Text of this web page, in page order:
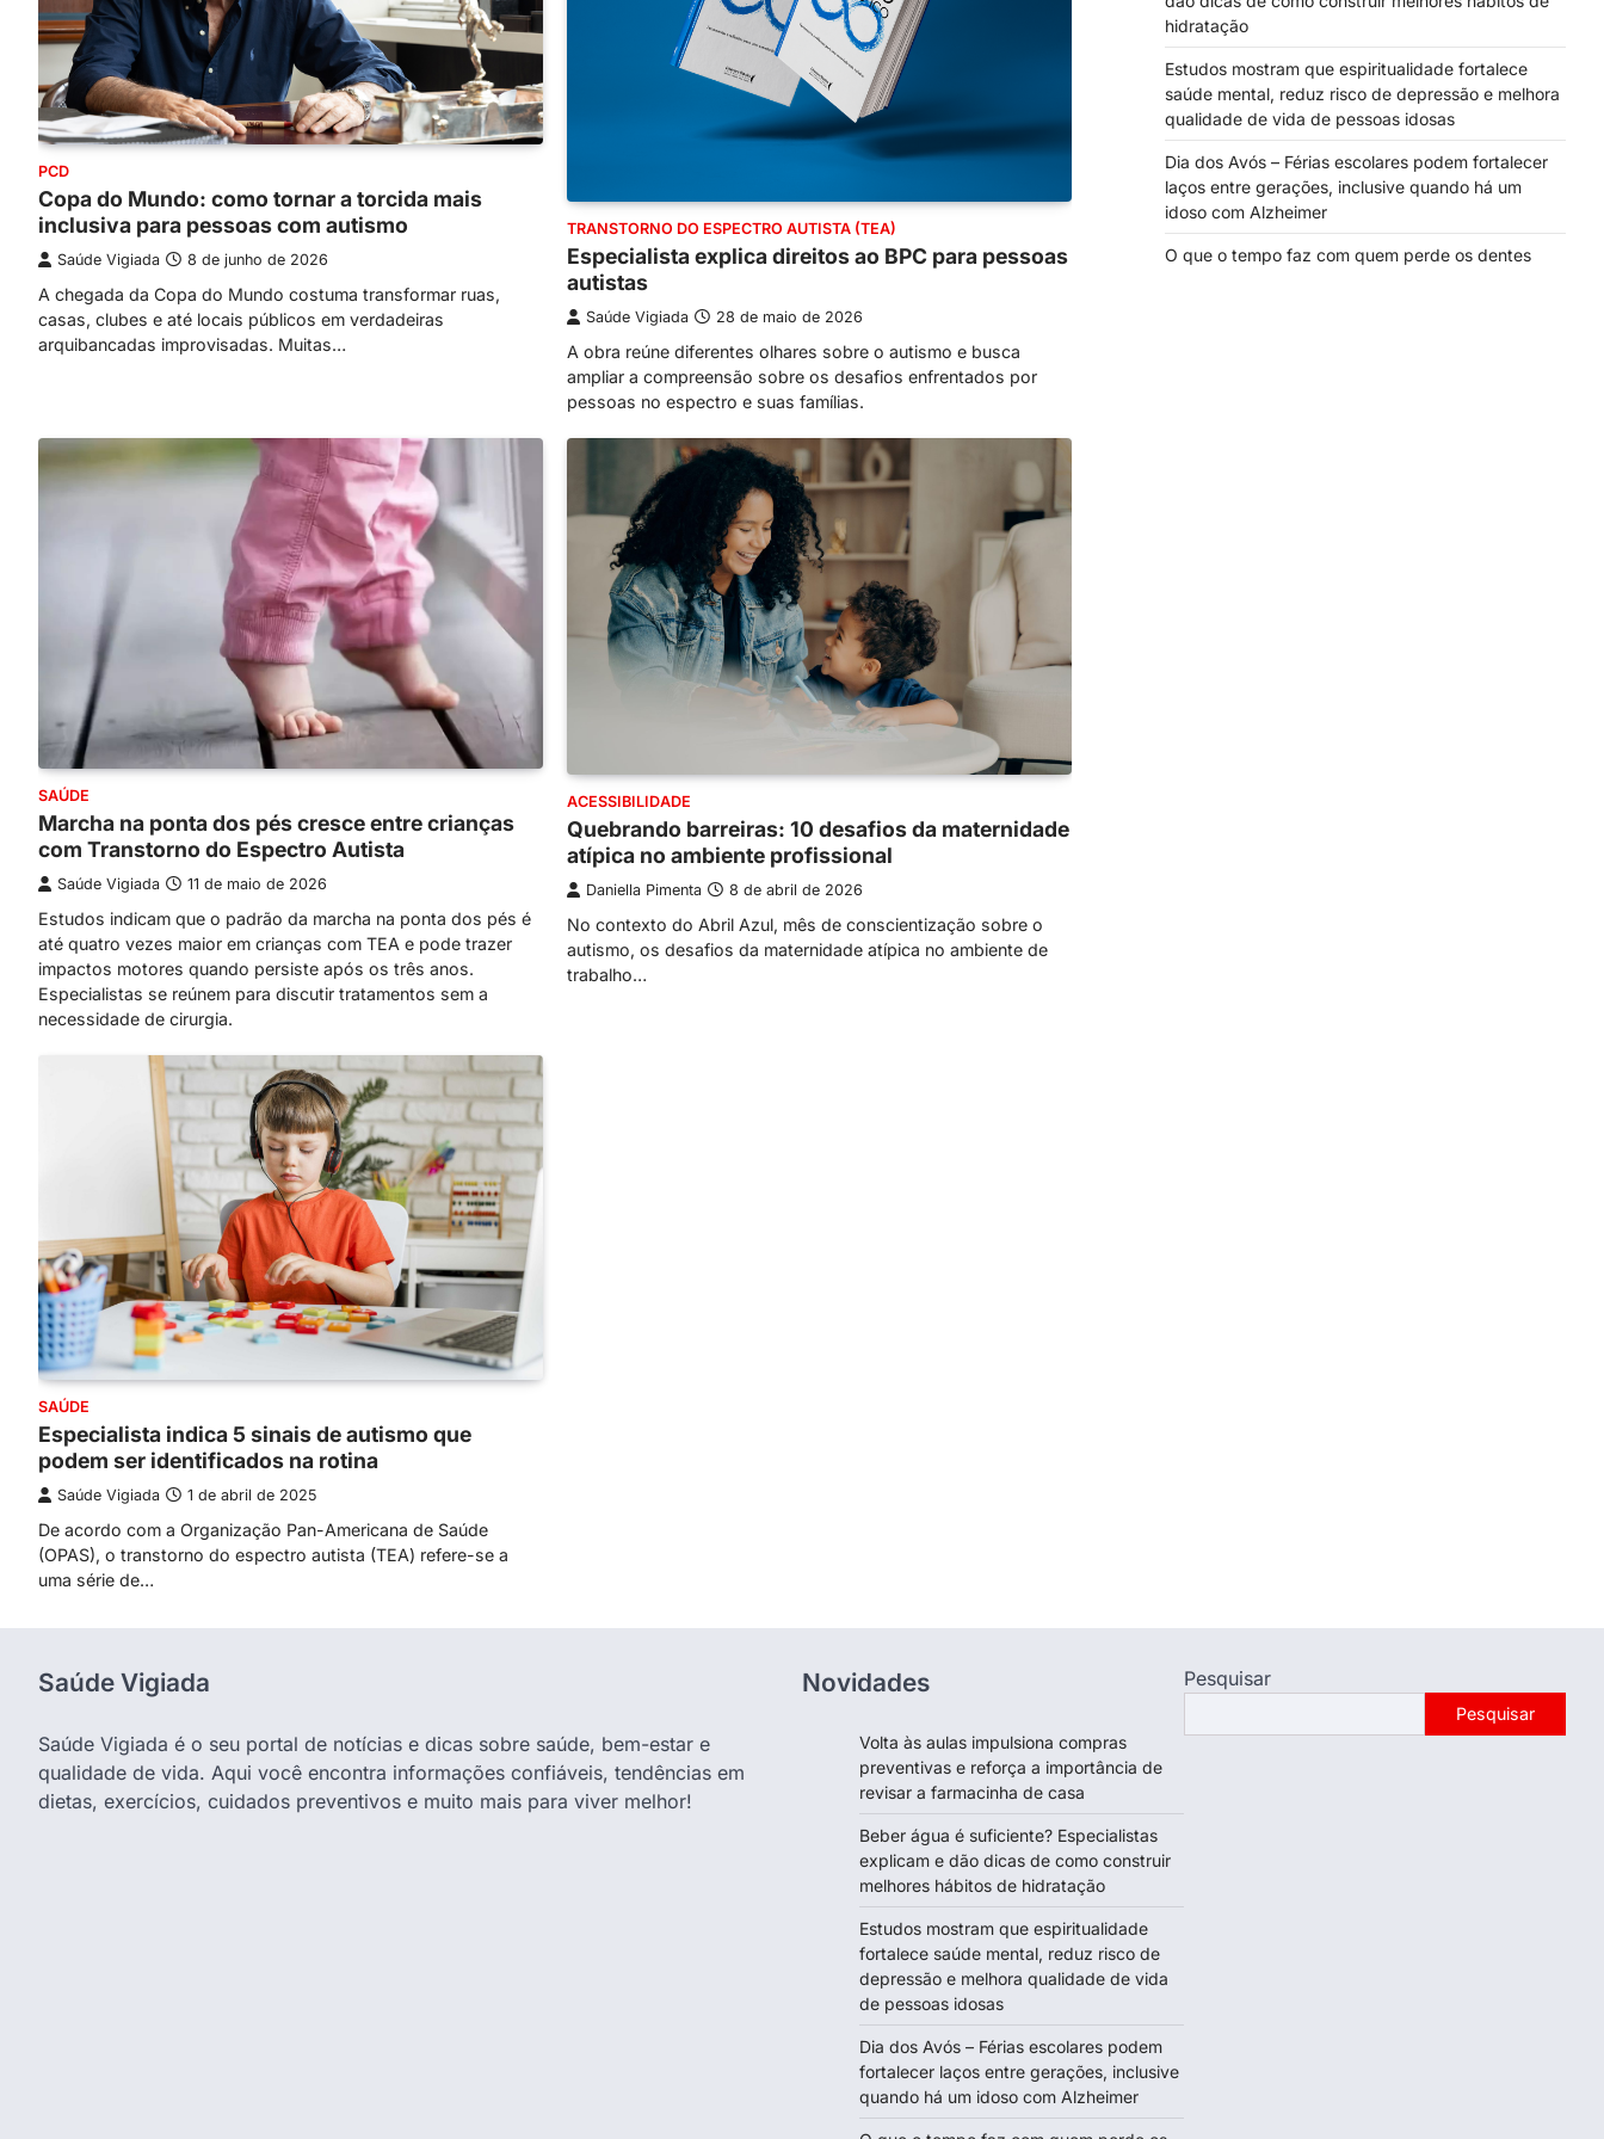
PCD
Copa do Mundo: como tornar a torcida mais
inclusiva para pessoas com autismo
Saúde Vigiada 8 de junho de 2026
A chegada da Copa do Mundo costuma transformar ruas,
casas, clubes e até locais públicos em verdadeiras
arquibancadas improvisadas. Muitas…
TRANSTORNO DO ESPECTRO AUTISTA (TEA)
Especialista explica direitos ao BPC para pessoas
autistas
Saúde Vigiada 28 de maio de 2026
A obra reúne diferentes olhares sobre o autismo e busca
ampliar a compreensão sobre os desafios enfrentados por
pessoas no espectro e suas famílias.
SAÚDE
Marcha na ponta dos pés cresce entre crianças
com Transtorno do Espectro Autista
Saúde Vigiada 11 de maio de 2026
Estudos indicam que o padrão da marcha na ponta dos pés é
até quatro vezes maior em crianças com TEA e pode trazer
impactos motores quando persiste após os três anos.
Especialistas se reúnem para discutir tratamentos sem a
necessidade de cirurgia.
ACESSIBILIDADE
Quebrando barreiras: 10 desafios da maternidade
atípica no ambiente profissional
Daniella Pimenta 8 de abril de 2026
No contexto do Abril Azul, mês de conscientização sobre o
autismo, os desafios da maternidade atípica no ambiente de
trabalho…
SAÚDE
Especialista indica 5 sinais de autismo que
podem ser identificados na rotina
Saúde Vigiada 1 de abril de 2025
De acordo com a Organização Pan-Americana de Saúde
(OPAS), o transtorno do espectro autista (TEA) refere-se a
uma série de…
hidratação
Estudos mostram que espiritualidade fortalece
saúde mental, reduz risco de depressão e melhora
qualidade de vida de pessoas idosas
Dia dos Avós – Férias escolares podem fortalecer
laços entre gerações, inclusive quando há um
idoso com Alzheimer
O que o tempo faz com quem perde os dentes
Saúde Vigiada
Saúde Vigiada é o seu portal de notícias e dicas sobre saúde, bem-estar e
qualidade de vida. Aqui você encontra informações confiáveis, tendências em
dietas, exercícios, cuidados preventivos e muito mais para viver melhor!
Novidades
Volta às aulas impulsiona compras
preventivas e reforça a importância de
revisar a farmacinha de casa
Beber água é suficiente? Especialistas
explicam e dão dicas de como construir
melhores hábitos de hidratação
Estudos mostram que espiritualidade
fortalece saúde mental, reduz risco de
depressão e melhora qualidade de vida
de pessoas idosas
Dia dos Avós – Férias escolares podem
fortalecer laços entre gerações, inclusive
quando há um idoso com Alzheimer
Pesquisar
Pesquisar